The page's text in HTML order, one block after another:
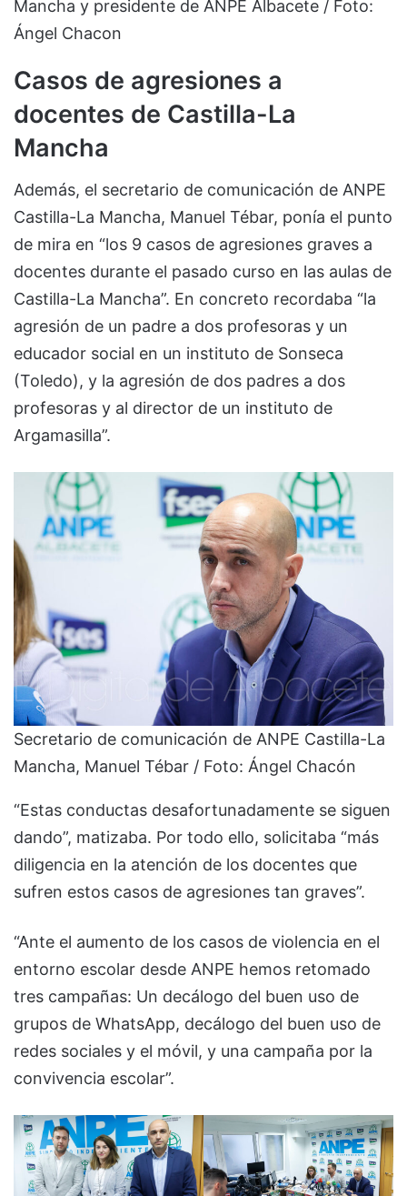
Mancha y presidente de ANPE Albacete / Foto:
Ángel Chacon
Casos de agresiones a
docentes de Castilla-La
Mancha
Además, el secretario de comunicación de ANPE
Castilla-La Mancha, Manuel Tébar, ponía el punto
de mira en “los 9 casos de agresiones graves a
docentes durante el pasado curso en las aulas de
Castilla-La Mancha”. En concreto recordaba “la
agresión de un padre a dos profesoras y un
educador social en un instituto de Sonseca
(Toledo), y la agresión de dos padres a dos
profesoras y al director de un instituto de
Argamasilla”.
Secretario de comunicación de ANPE Castilla-La
Mancha, Manuel Tébar / Foto: Ángel Chacón
“Estas conductas desafortunadamente se siguen
dando”, matizaba. Por todo ello, solicitaba “más
diligencia en la atención de los docentes que
sufren estos casos de agresiones tan graves”.
“Ante el aumento de los casos de violencia en el
entorno escolar desde ANPE hemos retomado
tres campañas: Un decálogo del buen uso de
grupos de WhatsApp, decálogo del buen uso de
redes sociales y el móvil, y una campaña por la
convivencia escolar”.